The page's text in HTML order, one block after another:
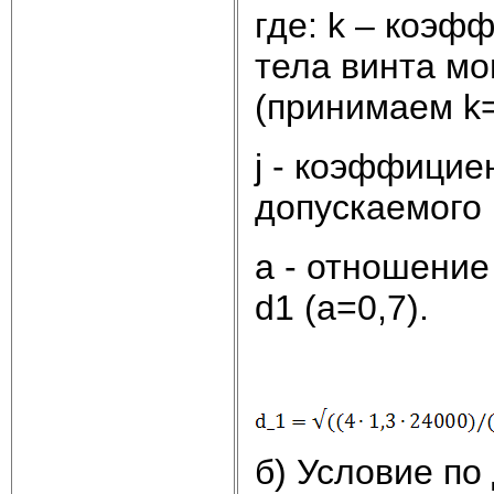
где: k –
тела винта
(принимаем
j -
a -
d1 (a=0,7).
б) Условие по